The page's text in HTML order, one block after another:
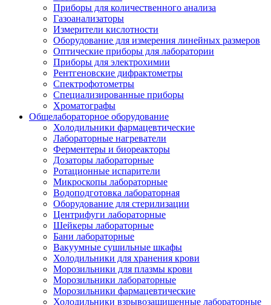
Приборы для количественного анализа
Газоанализаторы
Измерители кислотности
Оборудование для измерения линейных размеров
Оптические приборы для лаборатории
Приборы для электрохимии
Рентгеновские дифрактометры
Спектрофотометры
Специализированные приборы
Хроматографы
Общелабораторное оборудование
Холодильники фармацевтические
Лабораторные нагреватели
Ферментеры и биореакторы
Дозаторы лабораторные
Ротационные испарители
Микроскопы лабораторные
Водоподготовка лабораторная
Оборудование для стерилизации
Центрифуги лабораторные
Шейкеры лабораторные
Бани лабораторные
Вакуумные сушильные шкафы
Холодильники для хранения крови
Морозильники для плазмы крови
Морозильники лабораторные
Морозильники фармацевтические
Холодильники взрывозащищенные лабораторные